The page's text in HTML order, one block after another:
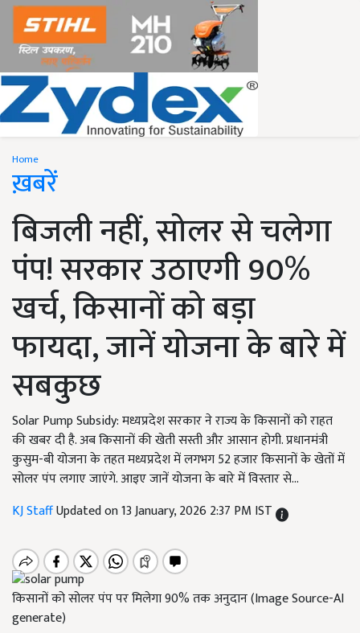
Home
ख़बरें
बिजली नहीं, सोलर से चलेगा
पंप! सरकार उठाएगी 90%
खर्च, किसानों को बड़ा
फायदा, जानें योजना के बारे में
सबकुछ
Solar Pump Subsidy: मध्यप्रदेश सरकार ने राज्य के किसानों को राहत
की खबर दी है. अब किसानों की खेती सस्ती और आसान होगी. प्रधानमंत्री
कुसुम-बी योजना के तहत मध्यप्रदेश में लगभग 52 हजार किसानों के खेतों में
सोलर पंप लगाए जाएंगे. आइए जानें योजना के बारे में विस्तार से...
KJ StaffUpdated on 13 January, 2026 2:37 PM IST
किसानों को सोलर पंप पर मिलेगा 90% तक अनुदान (Image Source-AI
generate)